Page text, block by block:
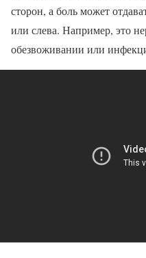
сторон, а боль может
или слева. Например, это
обезвоживании или